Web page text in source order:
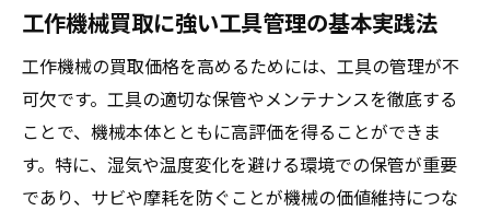
説
湿度管理と振動対策が機械価値向上の鍵
保管場所の選定が買取査定に及ぼす影響と
は
防錆と清掃による長期保管中の品質維持法
温度管理で工作機械買取時の高評価を目指
工作機械買取に強い工具管理の基本実践法
工作機械の買取価格を高めるためには、工具の管理が不
可欠です。工具の適切な保管やメンテナンスを徹底する
ことで、機械本体とともに高評価を得ることができま
す。特に、湿気や温度変化を避ける環境での保管が重要
であり、サビや摩耗を防ぐことが機械の価値維持につな